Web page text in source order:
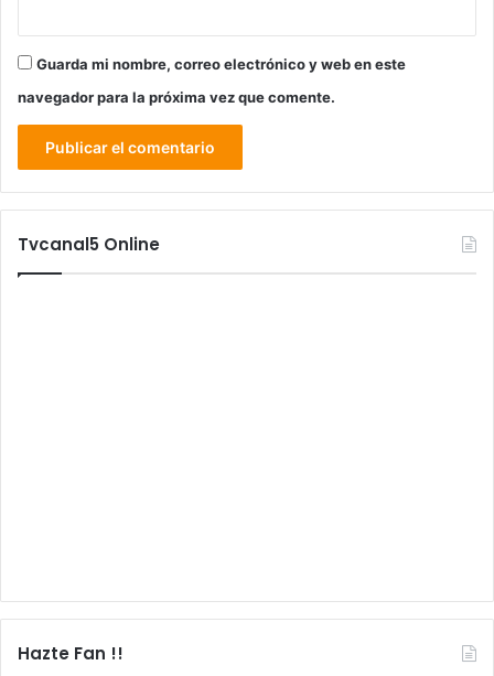
Guarda mi nombre, correo electrónico y web en este
navegador para la próxima vez que comente.
Tvcanal5 Online
Hazte Fan !!